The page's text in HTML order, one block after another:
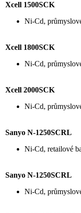
Xcell 1500SCK
Ni-Cd,
Xcell 1800SCK
Ni-Cd,
Xcell 2000SCK
Ni-Cd,
Sanyo N-1250SCRL
Ni-Cd, retailové
Sanyo N-1250SCRL
Ni-Cd,